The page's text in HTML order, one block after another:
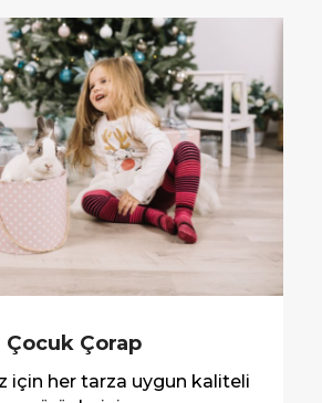
Çocuk Çorap
için her tarza uygun kaliteli